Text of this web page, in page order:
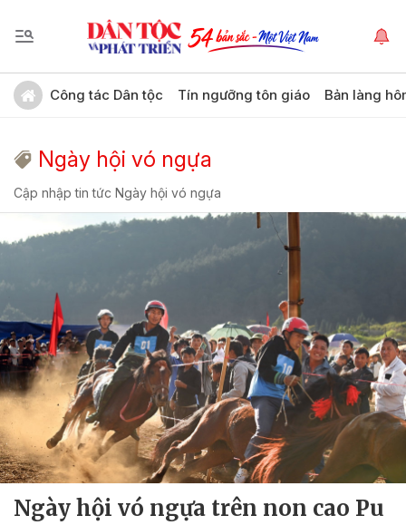
Công tác Dân tộc Tín ngưỡng tôn giáo Bản làng
Ngày hội vó ngựa
Cập nhập tin tức Ngày hội vó ngựa
Ngày hội vó ngựa trên non cao Pu